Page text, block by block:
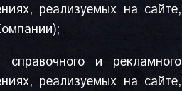
реализуемых на сайте,
и рекламного
реализуемых на сайте,